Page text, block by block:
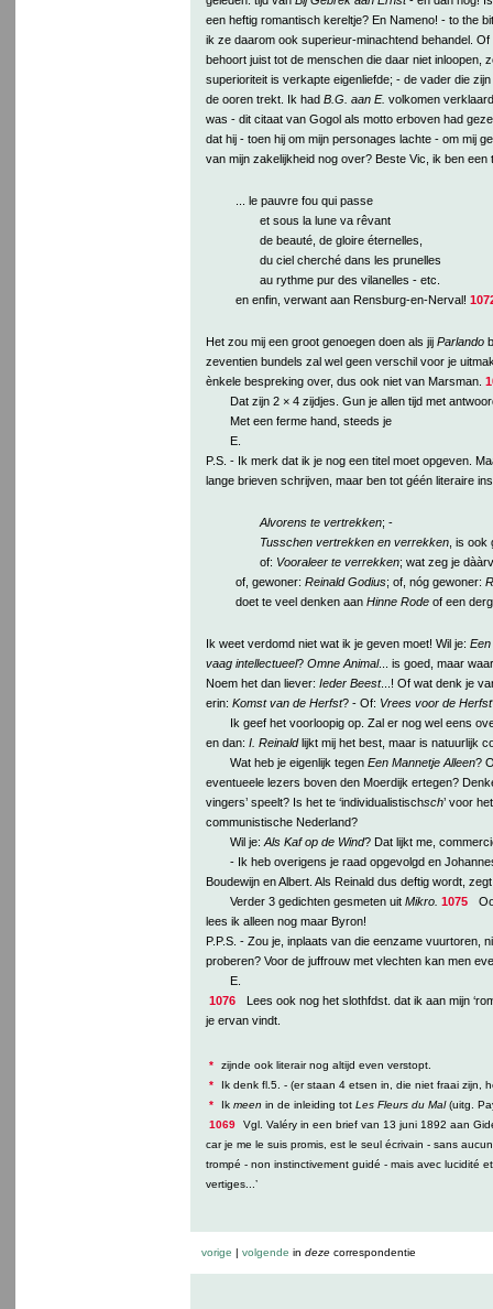
een heftig romantisch kereltje? En Nameno! - to the
ik ze daarom ook superieur-minachtend behandel. Of
behoort juist tot de menschen die daar niet inloopen,
superioriteit is verkapte eigenliefde; - de vader die
de ooren trekt. Ik had B.G. aan E. volkomen
was - dit citaat van Gogol als motto erboven had
dat hij - toen hij om mijn personages lachte - om mij
van mijn zakelijkheid nog over? Beste Vic, ik ben een
... le pauvre fou qui passe
et sous la lune va rêvant
de beauté, de gloire éternelles,
du ciel cherché dans les prunelles
au rythme pur des vilanelles - etc.
en enfin, verwant aan Rensburg-en-Nerval!
Het zou mij een groot genoegen doen als jij Parlando
zeventien bundels zal wel geen verschil voor je
ènkele bespreking over, dus ook niet van Marsman.
Dat zijn 2 × 4 zijdjes. Gun je allen tijd met
Met een ferme hand, steeds je
E.
P.S. - Ik merk dat ik je nog een titel moet opgeven.
lange brieven schrijven, maar ben tot géén literaire
Alvorens te vertrekken; -
Tusschen vertrekken en verrekken , is ook
of: Vooraleer te verrekken; wat zeg je
of, gewoner: Reinald Godius; of, nóg gewoner:
doet te veel denken aan Hinne Rode of een
Ik weet verdomd niet wat ik je geven moet! Wil je:
vaag intellectueel? Omne Animal... is goed, maar
Noem het dan liever: Ieder Beest...! Of wat denk je
erin: Komst van de Herfst? - Of: Vrees voor de Herfst
Ik geef het voorloopig op. Zal er nog wel eens
en dan: I. Reinaldlijkt mij het best, maar is natuurlijk
Wat heb je eigenlijk tegen Een Mannetje Alleen?
eventueele lezers boven den Moerdijk ertegen?
vingers’ speelt? Is het te ‘individualistischsch’ voor
communistische Nederland?
Wil je: Als Kaf op de Wind? Dat lijkt me,
- Ik heb overigens je raad opgevolgd en
Boudewijn en Albert. Als Reinald dus deftig wordt, zegt
Verder 3 gedichten gesmeten uit Mikro. 1075
lees ik alleen nog maar Byron!
P.P.S. - Zou je, inplaats van die eenzame vuurtoren,
proberen? Voor de juffrouw met vlechten kan men
E.
1076
Lees ook nog het slothfdst. dat ik aan mijn
je ervan vindt.
*
zijnde ook literair nog altijd even verstopt.
*
Ik denk fl.5. - (er staan 4 etsen in, die niet fraai zijn,
*
Ik meen in de inleiding tot Les Fleurs du Mal(uitg.
1069
Vgl. Valéry in een brief van 13 juni 1892 aan
car je me le suis promis, est le seul écrivain - sans
trompé - non instinctivement guidé - mais avec lucidité
vertiges...’
vorige | volgende in dezecorrespondentie